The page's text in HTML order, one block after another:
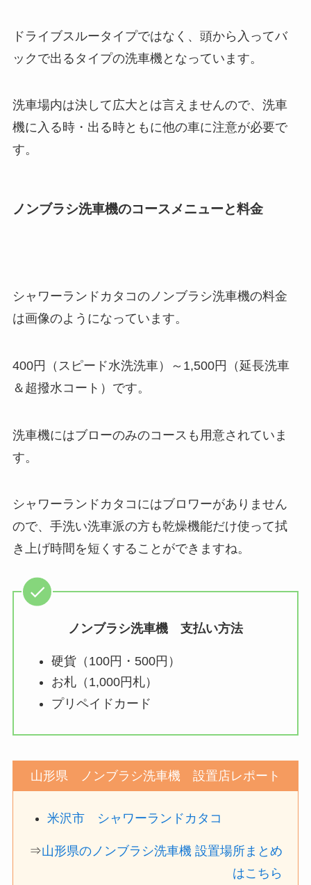
ドライブスルータイプではなく、頭から入ってバ
ックで出るタイプの洗車機となっています。
洗車場内は決して広大とは言えませんので、洗車
機に入る時・出る時ともに他の車に注意が必要で
す。
ノンブラシ洗車機のコースメニューと料金
シャワーランドカタコのノンブラシ洗車機の料金
は画像のようになっています。
400円（スピード水洗洗車）～1,500円（延長洗車
＆超撥水コート）です。
洗車機にはブローのみのコースも用意されていま
す。
シャワーランドカタコにはブロワーがありません
ので、手洗い洗車派の方も乾燥機能だけ使って拭
き上げ時間を短くすることができますね。
ノンブラシ洗車機 支払い方法
硬貨（100円・500円）
お札（1,000円札）
プリペイドカード
山形県 ノンブラシ洗車機 設置店レポート
米沢市 シャワーランドカタコ
⇒山形県のノンブラシ洗車機 設置場所まとめ
はこちら